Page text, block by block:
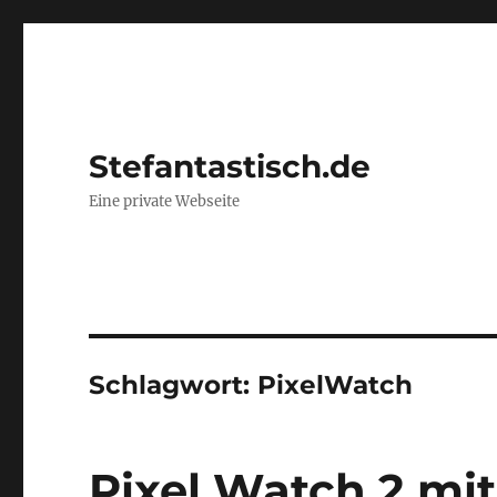
Stefantastisch.de
Eine private Webseite
Schlagwort: PixelWatch